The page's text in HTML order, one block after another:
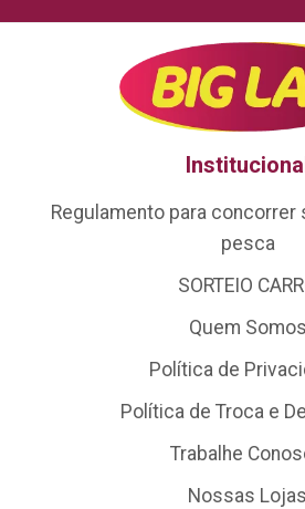
Regulamento para concorrer
pesca
SORTEIO
Quem Somos
Política de
Política de Troca e
Trabalhe
Nossas Lojas